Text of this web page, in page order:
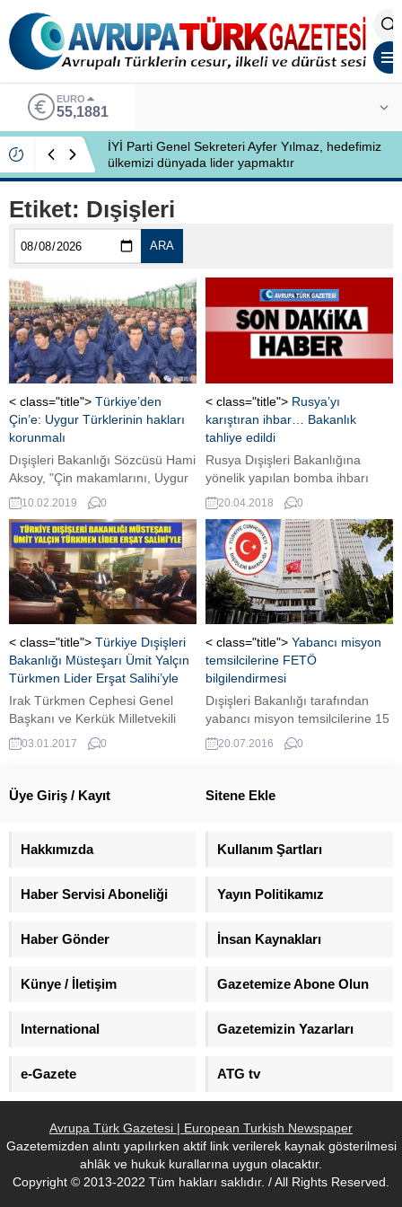
EURO
55,1881
İYİ Parti Genel Sekreteri Ayfer Yılmaz, hedefimiz
ülkemizi dünyada lider yapmaktır
Etiket: Dışişleri
ARA
< class="title"> Türkiye’den
Çin’e: Uygur Türklerinin hakları
korunmalı
Dışişleri Bakanlığı Sözcüsü Hami
Aksoy, "Çin makamlarını, Uygur
Türklerinin temel insan haklarına
saygı göstermeye ve toplama
kamplarını kapatmaya davet
ediyoruz" dedi.
10.02.2019 0
< class="title"> Rusya’yı
karıştıran ihbar… Bakanlık
tahliye edildi
Rusya Dışişleri Bakanlığına
yönelik yapılan bomba ihbarı
nedeniyle başkent Moskova’daki
Bakanlık binasının boşaltıldığı
bildirildi. Rus TASS haber
ajansına göre, kimliği henüz
belirlenemeyen bir kişi
tarafından Rusya Dışişleri
Bakanlığına bomba ihbarı
yapıldı. Bomba ihbarı nedeniyle
Bakanlık binasından 40’ın
üzerindeki personel tahliye
edildi. Güvenlik görevlilerinin
incelemeleri sonucunda binada
herhangi bir patlayıcının
bulunmadığı...
20.04.2018 0
< class="title"> Türkiye Dışişleri
Bakanlığı Müsteşarı Ümit Yalçın
Türkmen Lider Erşat Salihi’yle
Irak Türkmen Cephesi Genel
Başkanı ve Kerkük Milletvekili
Erşat Salihi ile ITC Koordinatörü
ve Türkiye Temsilcisi Dr. Hicran
Dışişleri Bakanlığı Müsteşarı
03.01.2017 0
< class="title"> Yabancı misyon
temsilcilerine FETÖ
bilgilendirmesi
Dışişleri Bakanlığı tarafından
yabancı misyon temsilcilerine 15
Temmuz darbe girişimi ve FETÖ
terör örgütüne ilişkin brifing
20.07.2016 0
Üye Giriş / Kayıt Sitene Ekle
Hakkımızda Kullanım Şartları
Haber Servisi Aboneliği Yayın Politikamız
Haber Gönder İnsan Kaynakları
Künye / İletişim Gazetemize Abone Olun
International Gazetemizin Yazarları
e-Gazete ATG tv
Avrupa Türk Gazetesi | European Turkish Newspaper
Gazetemizden alıntı yapılırken aktif link verilerek kaynak gösterilmesi
ahlâk ve hukuk kurallarına uygun olacaktır.
Copyright © 2013-2022 Tüm hakları saklıdır. / All Rights Reserved.